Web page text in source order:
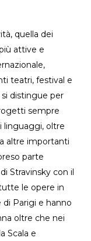
quella dei
attive e
teatri, festival e
distingue per
sempre
linguaggi, oltre
altre importanti
parte
Stravinsky con il
le opere in
di Parigi e hanno
oltre che nei
Scala e